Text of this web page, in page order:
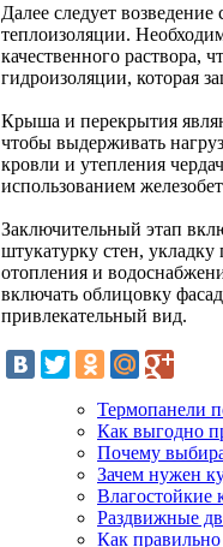
Далее следует
теплоизоляции.
качественного раствора,
гидроизоляции, которая
Крыша и перекрытия
чтобы выдерживать
кровли и утепления
использованием
Заключительный этап
штукатурку стен,
отопления и
включать облицовку
привлекательный вид.
Термопанели
Как выгодно
Почему
Зачем нужен
Раздвижные
Как правильно